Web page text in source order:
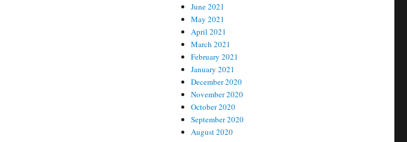
June 2021
May 2021
April 2021
March 2021
February 2021
January 2021
December 2020
November 2020
October 2020
September 2020
August 2020